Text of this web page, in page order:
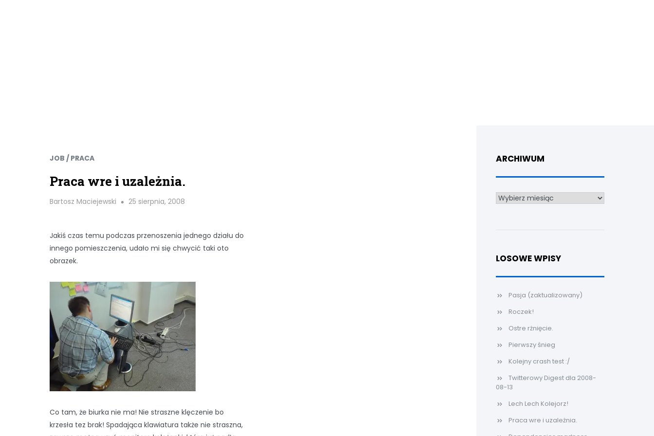
JOB / PRACA
Praca wre i uzależnia.
Bartosz Maciejewski 25 sierpnia, 2008
Jakiś czas temu podczas przenoszenia jednego działu do
innego pomieszczenia, udało mi się chwycić taki oto
obrazek.
Co tam, że biurka nie ma! Nie straszne klęczenie bo
krzesła tez brak! Spadająca klawiatura także nie straszna,
ARCHIWUM
Archiwum
LOSOWE WPISY
Pasja (zaktualizowany)
Roczek!
Ostre rżnięcie.
Pierwszy śnieg
Kolejny crash test :/
Twitterowy Digest dla 2008-
08-13
Lech Lech Kolejorz!
Praca wre i uzależnia.